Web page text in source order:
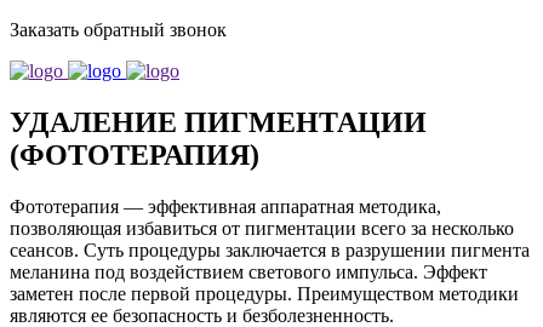
Заказать обратный звонок
УДАЛЕНИЕ ПИГМЕНТАЦИИ
(ФОТОТЕРАПИЯ)
Фототерапия — эффективная аппаратная методика,
позволяющая избавиться от пигментации всего за несколько
сеансов. Суть процедуры заключается в разрушении пигмента
меланина под воздействием светового импульса. Эффект
заметен после первой процедуры. Преимуществом методики
являются ее безопасность и безболезненность.